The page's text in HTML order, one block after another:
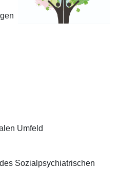
Umfeld
Sozialpsychiatrischen